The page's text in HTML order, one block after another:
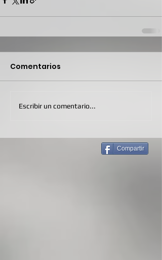
Comentarios
Escribir un comentario...
Compartir